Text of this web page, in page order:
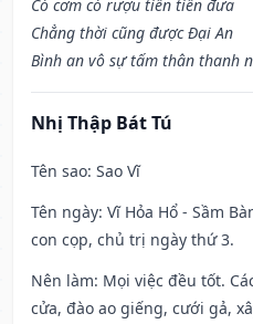
Có cơm có rượu tiền tiễn đưa
Chẳng thời cũng được Đại An
Bình an vô sự tấm thân thanh
Nhị Thập Bát Tú
Tên sao: Sao Vĩ
Tên ngày: Vĩ Hỏa Hổ - Sầm
con cọp, chủ trị ngày thứ 3.
Nên làm: Mọi việc đều tốt.
cửa, đào ao giếng, cưới gả,